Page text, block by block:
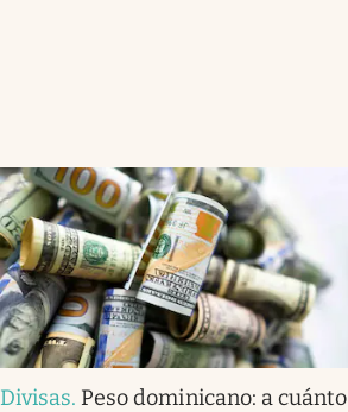
Divisas. Peso dominicano: a cuánto